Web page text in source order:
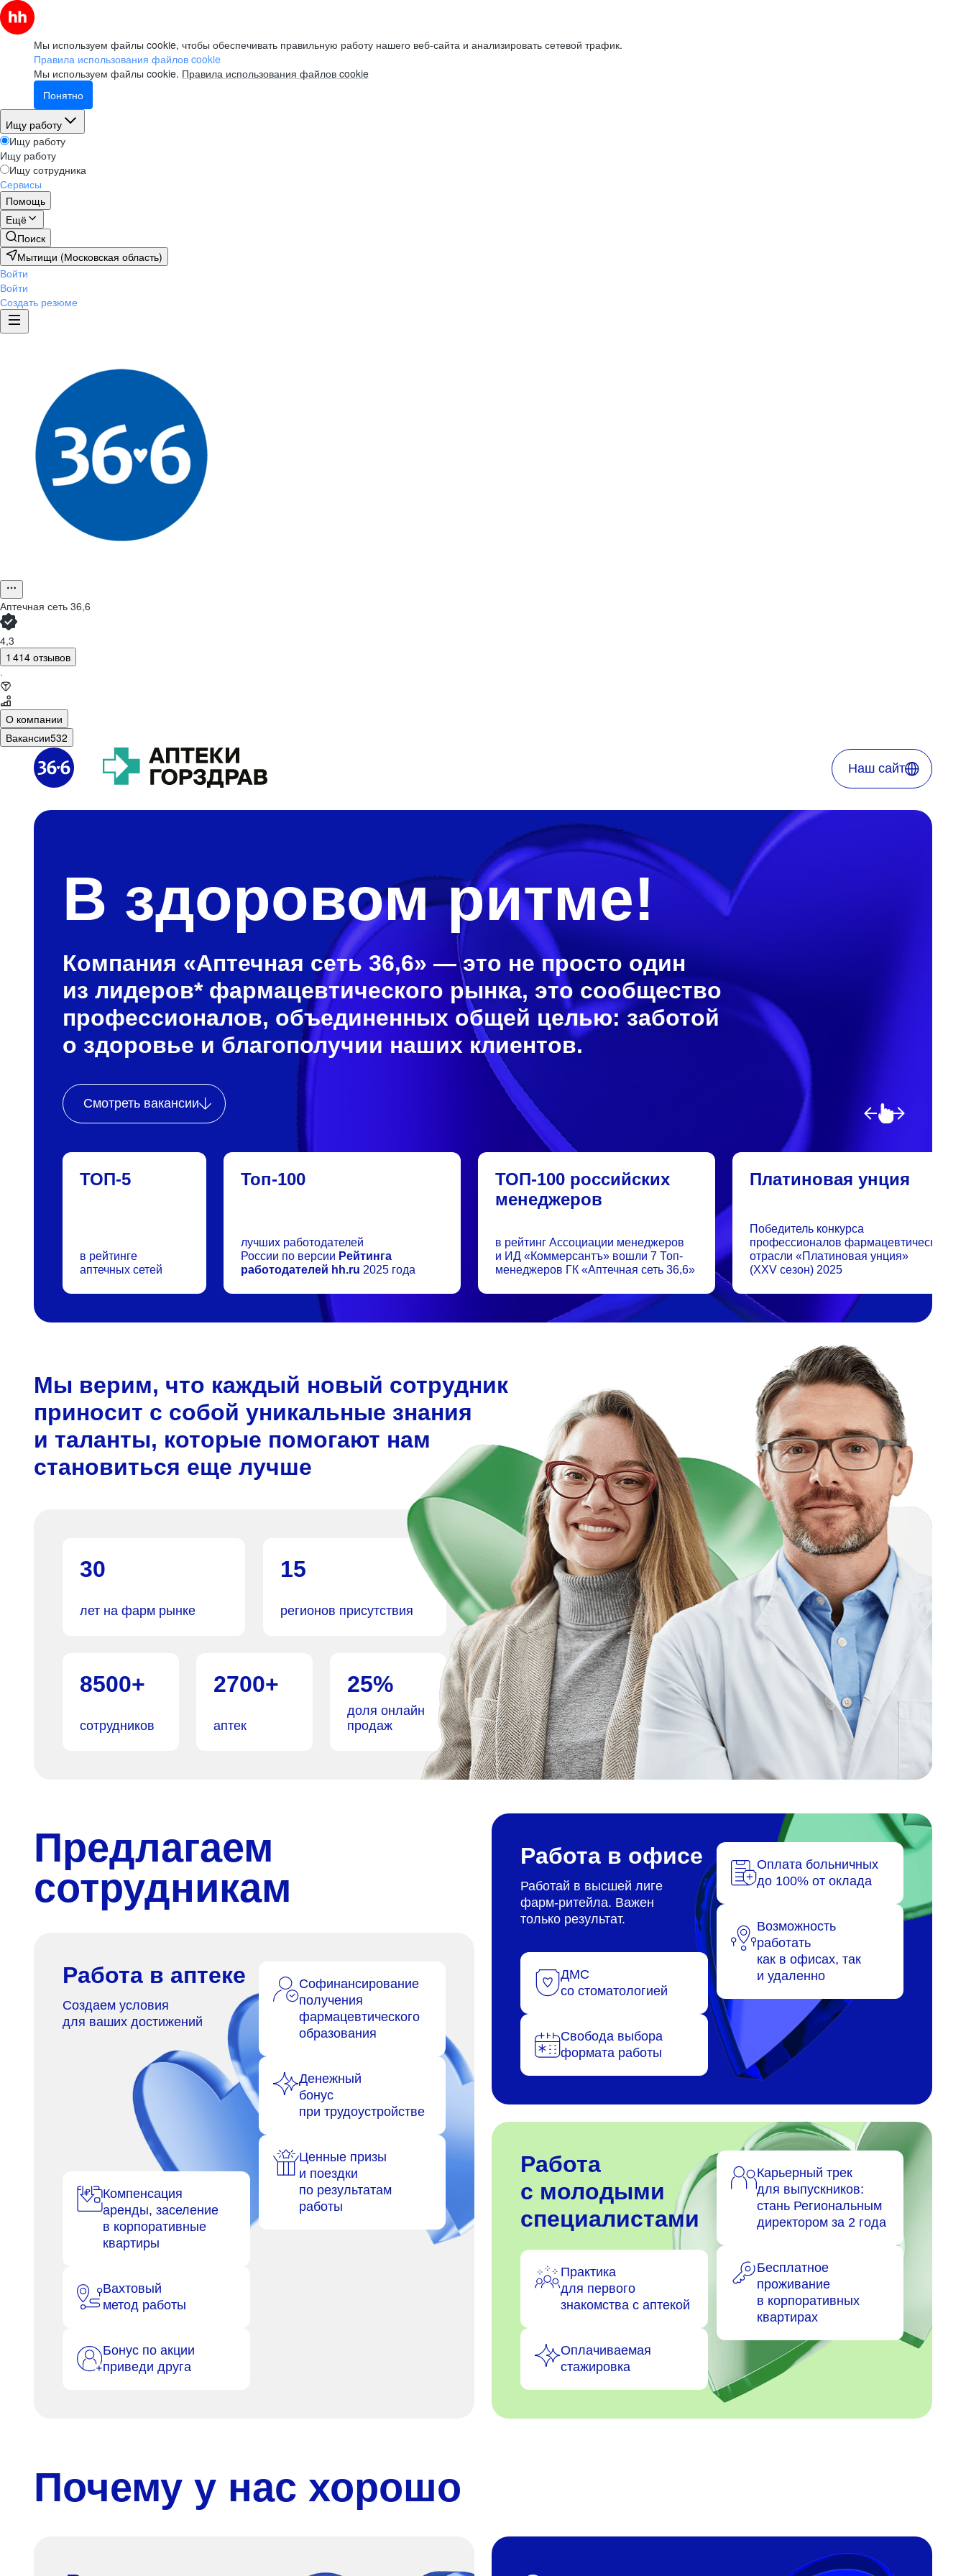
Мы используем файлы cookie, чтобы обеспечивать правильную работу нашего веб-сайта и анализировать сетевой трафик.
Правила использования файлов cookie
Мы используем файлы cookie. Правила использования файлов cookie
Понятно
Ищу работу
Ищу работу
Ищу работу
Ищу сотрудника
Сервисы
Помощь
Ещё
Поиск
Мытищи (Московская область)
Войти
Войти
Создать резюме
Аптечная сеть 36,6
4,3
1 414 отзывов
·
О компании
Вакансии532
Наш сайт
В здоровом ритме!
Компания «Аптечная сеть 36,6» — это не просто один
из лидеров* фармацевтического рынка, это сообщество
профессионалов, объединенных общей целью: заботой
о здоровье и благополучии наших клиентов.
Смотреть вакансии
ТОП-5
в рейтинге
аптечных сетей
Топ-100
лучших работодателей
России по версии Рейтинга
работодателей hh.ru 2025 года
ТОП-100 российских
менеджеров
в рейтинг Ассоциации менеджеров
и ИД «Коммерсантъ» вошли 7 Топ-
менеджеров ГК «Аптечная сеть 36,6»
Платиновая унция
Победитель конкурса
профессионалов фармацевтической
отрасли «Платиновая унция»
(XXV сезон) 2025
Мы верим, что каждый новый сотрудник
приносит с собой уникальные знания
и таланты, которые помогают нам
становиться еще лучше
30
лет на фарм рынке
15
регионов присутствия
8500+
сотрудников
2700+
аптек
25%
доля онлайн
продаж
Предлагаем
сотрудникам
Работа в аптеке
Создаем условия
для ваших достижений
Компенсация
аренды, заселение
в корпоративные
квартиры
Вахтовый
метод работы
Бонус по акции
приведи друга
Софинансирование
получения
фармацевтического
образования
Денежный
бонус
при трудоустройстве
Ценные призы
и поездки
по результатам
работы
Работа в офисе
Работай в высшей лиге
фарм‑ритейла. Важен
только результат.
ДМС
со стоматологией
Свобода выбора
формата работы
Оплата больничных
до 100% от оклада
Возможность
работать
как в офисах, так
и удаленно
Работа
с молодыми
специалистами
Практика
для первого
знакомства с аптекой
Оплачиваемая
стажировка
Карьерный трек
для выпускников:
стань Региональным
директором за 2 года
Бесплатное
проживание
в корпоративных
квартирах
Почему у нас хорошо